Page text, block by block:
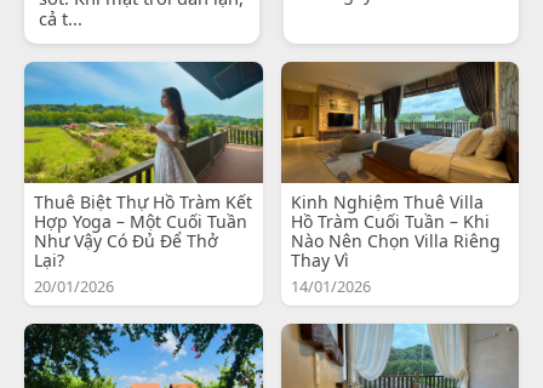
cả t...
Thuê Biệt Thự Hồ Tràm Kết
Hợp Yoga – Một Cuối Tuần
Như Vậy Có Đủ Để Thở
Lại?
20/01/2026
Kinh Nghiệm Thuê Villa
Hồ Tràm Cuối Tuần – Khi
Nào Nên Chọn Villa Riêng
Thay Vì
14/01/2026